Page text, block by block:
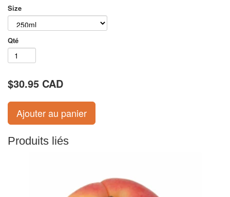
Size
Qté
$30.95 CAD
Produits liés